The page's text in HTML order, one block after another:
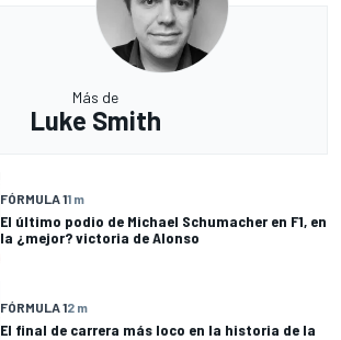
Más de
Luke Smith
FÓRMULA 11 m
El último podio de Michael Schumacher en F1, en
la ¿mejor? victoria de Alonso
FÓRMULA 12 m
El final de carrera más loco en la historia de la